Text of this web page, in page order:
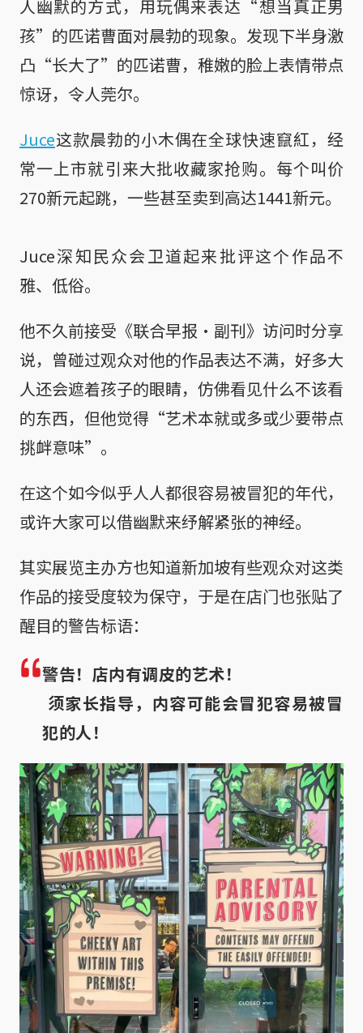
人幽默的方式，用玩偶来表达“想当真正男
孩”的匹诺曹面对晨勃的现象。发现下半身激
凸“长大了”的匹诺曹，稚嫩的脸上表情带点
惊讶，令人莞尔。
Juce这款晨勃的小木偶在全球快速竄紅，经
常一上市就引来大批收藏家抢购。每个叫价
270新元起跳，一些甚至卖到高达1441新元。
Juce深知民众会卫道起来批评这个作品不
雅、低俗。
他不久前接受《联合早报·副刊》访问时分享
说，曾碰过观众对他的作品表达不满，好多大
人还会遮着孩子的眼睛，仿佛看见什么不该看
的东西，但他觉得“艺术本就或多或少要带点
挑衅意味”。
在这个如今似乎人人都很容易被冒犯的年代，
或许大家可以借幽默来纾解紧张的神经。
其实展览主办方也知道新加坡有些观众对这类
作品的接受度较为保守，于是在店门也张贴了
醒目的警告标语：
警告！店内有调皮的艺术！
犯的人！